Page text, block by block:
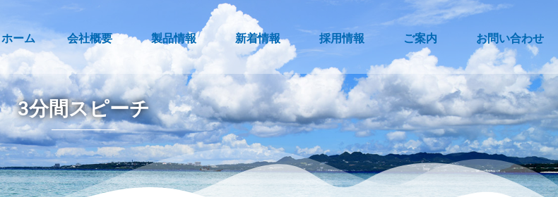
ホーム 会社概要 製品情報 新着情報 採用情報 ご案内 お問い合わせ
3分間スピーチ